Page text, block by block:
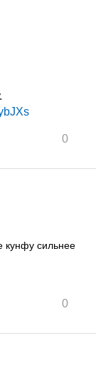
0
кунфу сильнее
0